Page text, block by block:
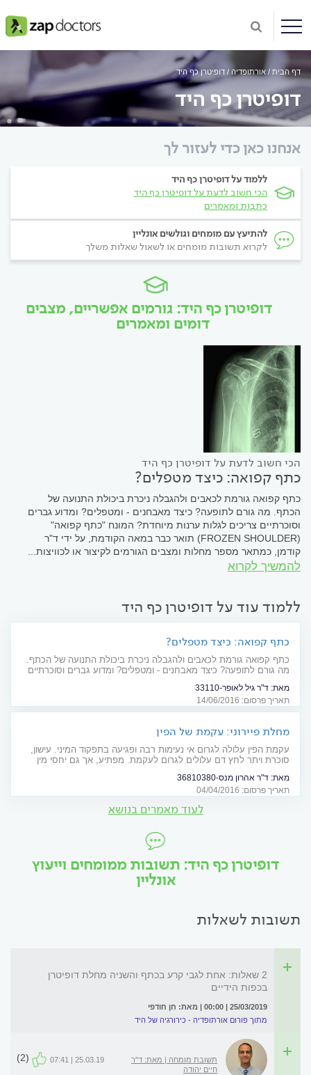
דף הבית אורתופדיה דופיטרן כף היד
דופיטרן כף היד
אנחנו כאן כדי לעזור לך
ללמוד על דופיטרן כף היד
הכי חשוב לדעת על דופיטרן כף היד
כתבות ומאמרים
להתיעץ עם מומחים וגולשים אונליין
לקרוא תשובות מומחים או לשאול שאלות משלך
דופיטרן כף היד: גורמים אפשריים, מצבים
דומים ומאמרים
הכי חשוב לדעת על דופיטרן כף היד
כתף קפואה: כיצד מטפלים?
כתף קפואה גורמת לכאבים ולהגבלה ניכרת ביכולת התנועה של
הכתף. מה גורם לתופעה? כיצד מאבחנים - ומטפלים? ומדוע גברים
וסוכרתיים צריכים לגלות ערנות מיוחדת? המונח "כתף קפואה"
(FROZEN SHOULDER) תואר כבר במאה הקודמת, על ידי ד"ר
קודמן, כמתאר מספר מחלות ומצבים הגורמים לקיצור או לכוויצות...
להמשיך לקרוא
ללמוד עוד על דופיטרן כף היד
כתף קפואה: כיצד מטפלים?
כתף קפואה גורמת לכאבים ולהגבלה ניכרת ביכולת התנועה של הכתף.
מה גורם לתופעה? כיצד מאבחנים - ומטפלים? ומדוע גברים וסוכרתיים
מאת: ד"ר גיל לאופר-33110
תאריך פרסום: 14/06/2016
מחלת פיירוני: עקמת של הפין
עקמת הפין עלולה לגרום אי נעימות רבה ופגיעה בתפקוד המיני. עישון,
סוכרת ויתר לחץ דם עלולים לגרום לעקמת. מפתיע, אך גם יחסי מין
מאת: ד"ר אהרון מנס-36810380
תאריך פרסום: 04/04/2016
לעוד מאמרים בנושא
דופיטרן כף היד: תשובות ממומחים וייעוץ
אונליין
תשובות לשאלות
2 שאלות: אחת לגבי קרע בכתף והשניה מחלת דופיטרן
בכפות הידיים
25/03/2019 | 00:00 | מאת: חן חודפי
מתוך פורום אורתופדיה - כירורגיה של היד
תשובת מומחה | מאת: ד"ר
חיים יהודה
25.03.19 | 07:41
(2)